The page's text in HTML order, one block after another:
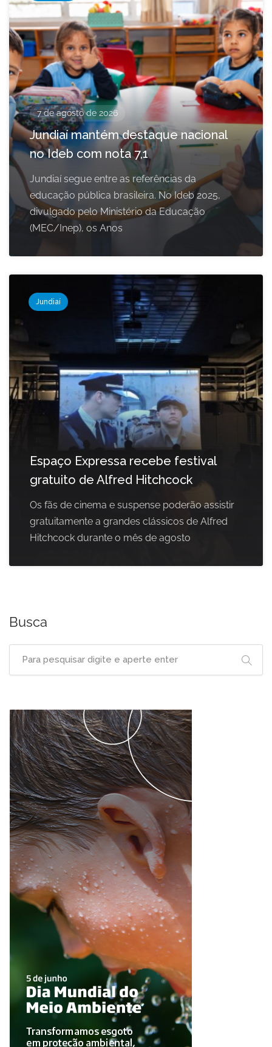
7 de agosto de 2026
Jundiaí mantém destaque nacional
no Ideb com nota 7,1
Jundiaí segue entre as referências da
educação pública brasileira. No Ideb 2025,
divulgado pelo Ministério da Educação
(MEC/Inep), os Anos
Jundiaí
Espaço Expressa recebe festival
gratuito de Alfred Hitchcock
Os fãs de cinema e suspense poderão assistir
gratuitamente a grandes clássicos de Alfred
Hitchcock durante o mês de agosto
Busca